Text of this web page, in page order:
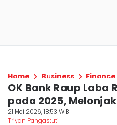
Home Business Finance
OK Bank Raup Laba
pada 2025,
21 Mei 2026, 18:53 WIB
Triyan Pangastuti